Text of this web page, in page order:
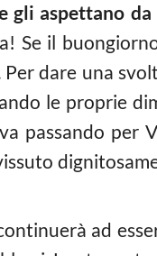
gli aspettano
Se il
dare una
le proprie
passando per
ad